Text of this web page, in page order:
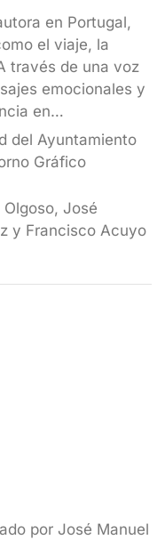
en Portugal,
el viaje, la
través de una voz
emocionales y
en…
del Ayuntamiento
Gráfico
José
y Francisco Acuyo
por José Manuel